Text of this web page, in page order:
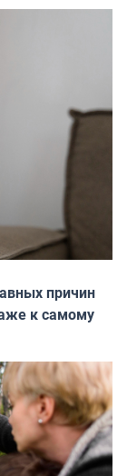
причин
к самому